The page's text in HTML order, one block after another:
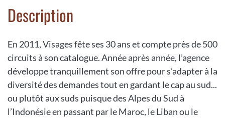
Description
En 2011, Visages fête ses 30 ans et compte près de 500
circuits à son catalogue. Année après année, l’agence
développe tranquillement son offre pour s’adapter à la
diversité des demandes tout en gardant le cap au sud...
ou plutôt aux suds puisque des Alpes du Sud à
l’Indonésie en passant par le Maroc, le Liban ou le